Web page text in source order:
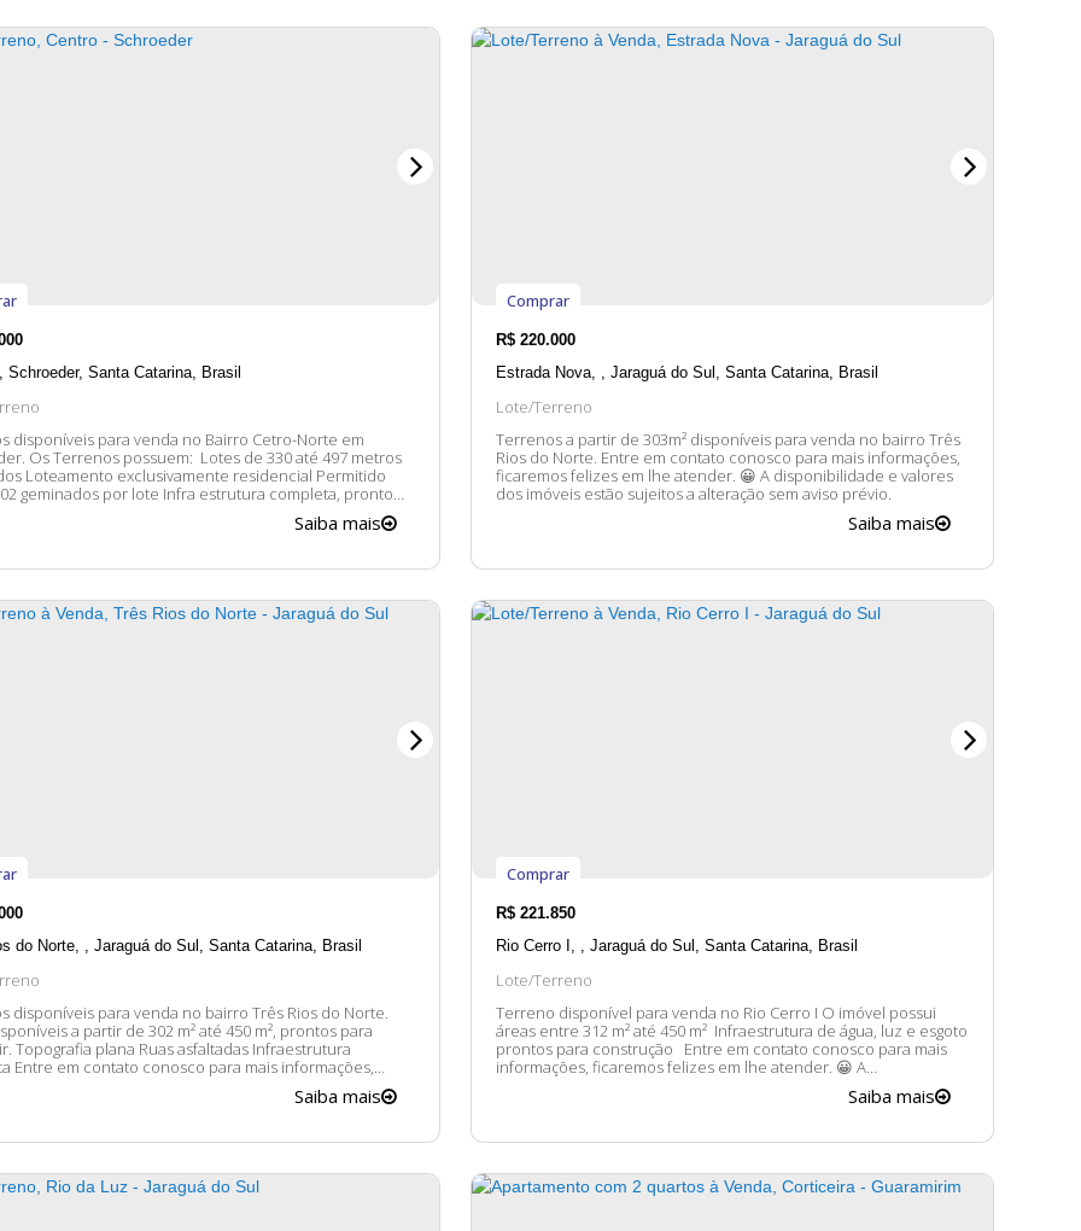
Schroeder, Santa Catarina, Brasil
disponíveis para venda no Bairro Cetro-Norte em
497 metros
Loteamento exclusivamente residencial Permitido
geminados por lote Infra estrutura completa, pronto
Saiba mais
Lote/Terreno
R$ 220.000
Estrada Nova
,Jaraguá do Sul ,Santa Catarina Brasil
Terrenos a partir de 303m² disponíveis para venda no bairro Três
Rios do Norte. Entre em contato conosco para mais informações,
ficaremos felizes em lhe atender. 😀 A disponibilidade e valores
dos imóveis estão sujeitos a alteração sem aviso prévio.
Comprar
Saiba mais
do Norte
Jaraguá do Sul Santa Catarina, Brasil
disponíveis para venda no bairro Três Rios do Norte.
a partir de 302 m² até 450 m², prontos para
estão sujeitos a alteração sem aviso prévio.Saiba mais
Lote/Terreno
R$ 221.850
Rio Cerro I
,Jaraguá do Sul ,Santa Catarina Brasil
Terreno disponível para venda no Rio Cerro I O imóvel possui
áreas entre 312 m² até 450 m² Infraestrutura de água, luz e esgoto
prontos para construção Entre em contato conosco para mais
informações, ficaremos felizes em lhe atender. 😀 A
disponibilidade e valores dos imóveis estão sujeitos a alteração
Comprar
Saiba mais